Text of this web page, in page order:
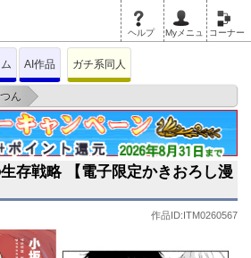
ヘルプ Myメニュ コーナー
AI作品 ガチ系同人
ん
>
【電子限定かきおろし漫画付】
存戦略 【電子限定かきおろし漫
作品ID:ITM0260567